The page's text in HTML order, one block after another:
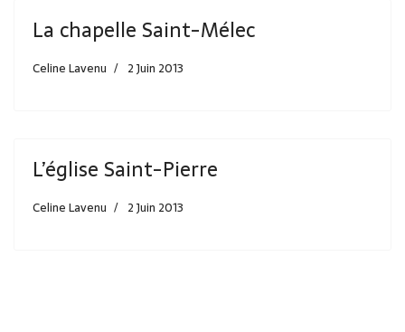
La chapelle Saint-Mélec
Celine Lavenu 2 Juin 2013
L’église Saint-Pierre
Celine Lavenu 2 Juin 2013